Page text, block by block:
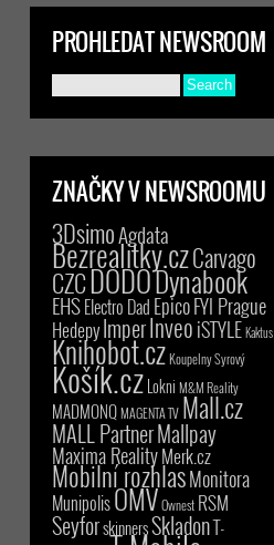
PROHLEDAT NEWSROOM
ZNAČKY V NEWSROOMU
3DsimoAgdata
Bezrealitky.czCarvago
CZCDODODynabook
EHSElectro Dad EpicoFYI Prague
HedepyImperInveoiSTYLE Kaktus
Knihobot.czKoupelny Syrový
Košík.czLokni M&M Reality
MADMONQMAGENTA TV Mall.cz
MALL PartnerMallpay
Maxima RealityMerk.cz
Mobilní rozhlasMonitora
MunipolisOMVOwnest RSM
SeyforskinnersSkladonT-